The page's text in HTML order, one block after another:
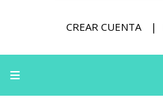
CREAR CUENTA